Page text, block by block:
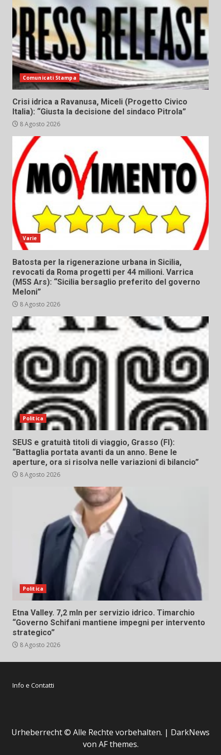
Comunicati Stampa
Crisi idrica a Ravanusa, Miceli (Progetto Civico
Italia): “Giusta la decisione del sindaco Pitrola”
8 Agosto 2026
Varie
Batosta per la rigenerazione urbana in Sicilia,
revocati da Roma progetti per 44 milioni. Varrica
(M5S Ars): “Sicilia bersaglio preferito del governo
Meloni”
8 Agosto 2026
Politica
SEUS e gratuità titoli di viaggio, Grasso (FI):
“Battaglia portata avanti da un anno. Bene le
aperture, ora si risolva nelle variazioni di bilancio”
8 Agosto 2026
Politica
Etna Valley. 7,2 mln per servizio idrico. Timarchio
“Governo Schifani mantiene impegni per intervento
strategico”
8 Agosto 2026
Info e Contatti
Urheberrecht © Alle Rechte vorbehalten. | DarkNews
von AF themes.